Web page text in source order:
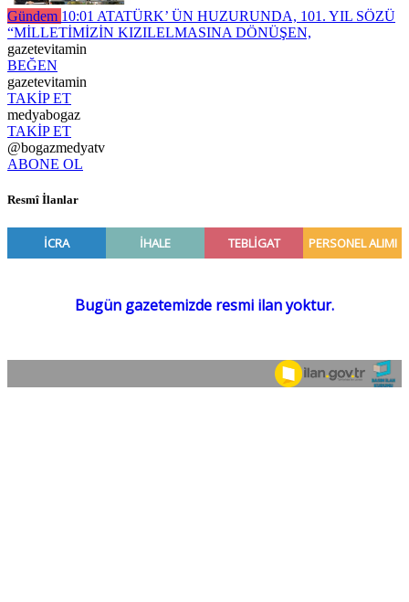
Gündem 10:01 ATATÜRK’ ÜN HUZURUNDA, 101. YIL SÖZÜ
“MİLLETİMİZİN KIZILELMASINA DÖNÜŞEN,
gazetevitamin
BEĞEN
gazetevitamin
TAKİP ET
medyabogaz
TAKİP ET
@bogazmedyatv
ABONE OL
Resmî İlanlar